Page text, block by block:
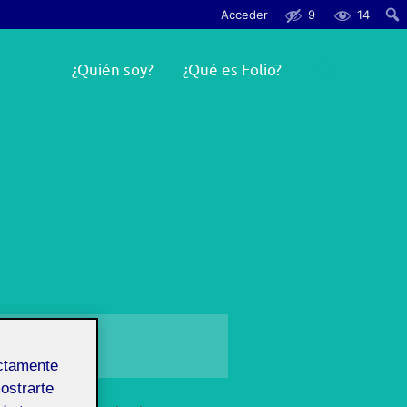
Acceder 9
14
¿Quién soy? ¿Qué es Folio?